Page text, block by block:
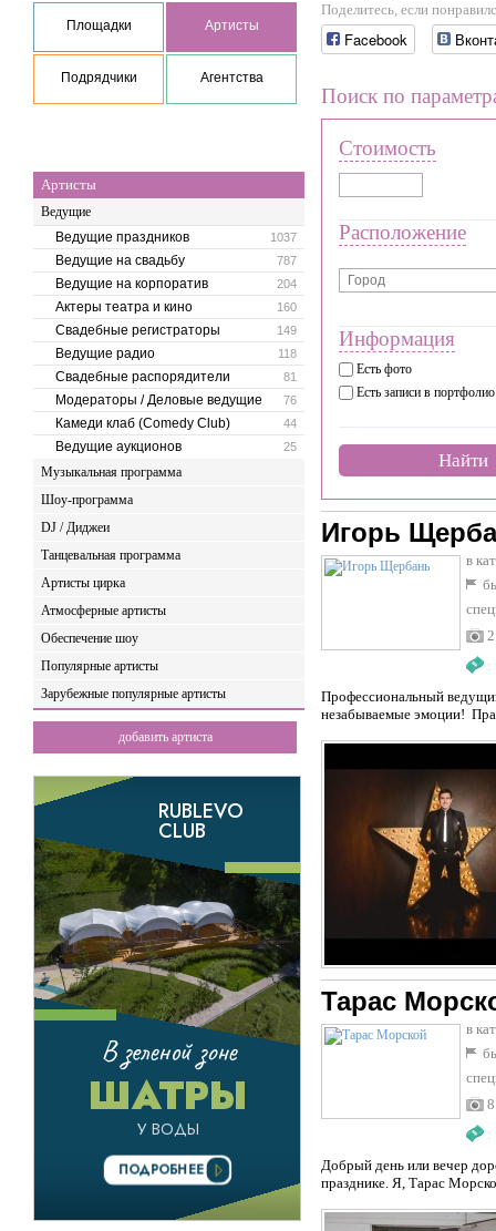
Площадки Артисты
Подрядчики Агентства
Артисты
Ведущие
1037
Ведущие праздников
787
Ведущие на свадьбу
204
Ведущие на корпоратив
160
Актеры театра и кино
149
Свадебные регистраторы
118
Ведущие радио
81
Свадебные распорядители
76
Модераторы / Деловые ведущие
44
Камеди клаб (Comedy Club)
25
Ведущие аукционов
Музыкальная программа
Шоу-программа
DJ / Диджеи
Танцевальная программа
Артисты цирка
Атмосферные артисты
Обеспечение шоу
Популярные артисты
Зарубежные популярные артисты
добавить артиста
Поделитесь, если
Facebook
Поиск по
Стоимость
Расположение
Информация
Есть фото
Есть записи в портфолио
Найти
Игорь
в
2
:
Профессиональный
незабываемые эмоции!
Тарас
в
8
:
Добрый день или вечер
празднике. Я, Тарас